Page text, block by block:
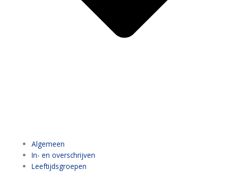
Algemeen
In- en overschrijven
Leeftijdsgroepen